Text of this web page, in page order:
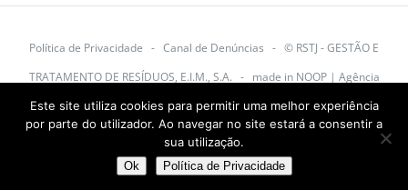
Política de Privacidade - Canal de Denúncias - © RSTJ - GESTÃO E
TRATAMENTO DE RESÍDUOS, E.I.M., S.A. - made in NOOP | Agência
Digital
Este site utiliza cookies para permitir uma melhor experiência
por parte do utilizador. Ao navegar no site estará a consentir a
sua utilização.
Ok Política de Privacidade